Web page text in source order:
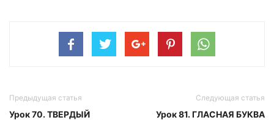
Предыдущая статья
Урок 70. ТВЕРДЫЙ
Следующая статья
Урок 81. ГЛАСНАЯ БУКВА